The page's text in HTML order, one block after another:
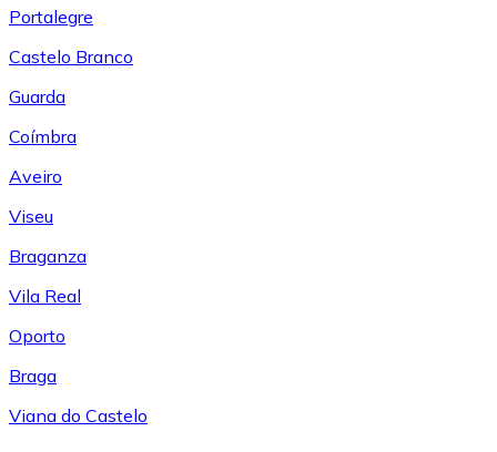
Portalegre
Castelo Branco
Guarda
Coímbra
Aveiro
Viseu
Braganza
Vila Real
Oporto
Braga
Viana do Castelo